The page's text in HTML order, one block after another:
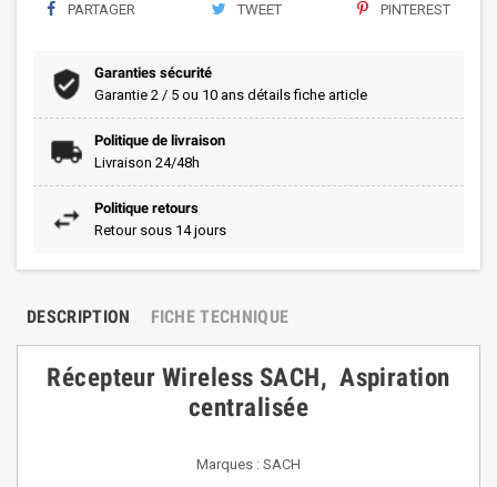
PARTAGER TWEET PINTEREST
Garanties sécurité
Garantie 2 / 5 ou 10 ans détails fiche article
Politique de livraison
Livraison 24/48h
Politique retours
Retour sous 14 jours
DESCRIPTION FICHE TECHNIQUE
Récepteur Wireless SACH, Aspiration
centralisée
Marques : SACH